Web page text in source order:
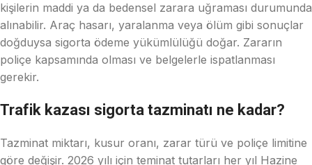
kişilerin maddi ya da bedensel zarara uğraması durumunda
alınabilir. Araç hasarı, yaralanma veya ölüm gibi sonuçlar
doğduysa sigorta ödeme yükümlülüğü doğar. Zararın
poliçe kapsamında olması ve belgelerle ispatlanması
gerekir.
Trafik kazası sigorta tazminatı ne kadar?
Tazminat miktarı, kusur oranı, zarar türü ve poliçe limitine
göre değişir. 2026 yılı için teminat tutarları her yıl Hazine